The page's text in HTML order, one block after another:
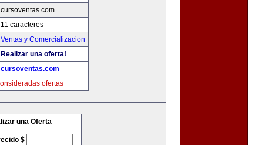
cursoventas.com
11 caracteres
Ventas y Comercializacion
Realizar una oferta!
cursoventas.com
ofertas
una Oferta
$